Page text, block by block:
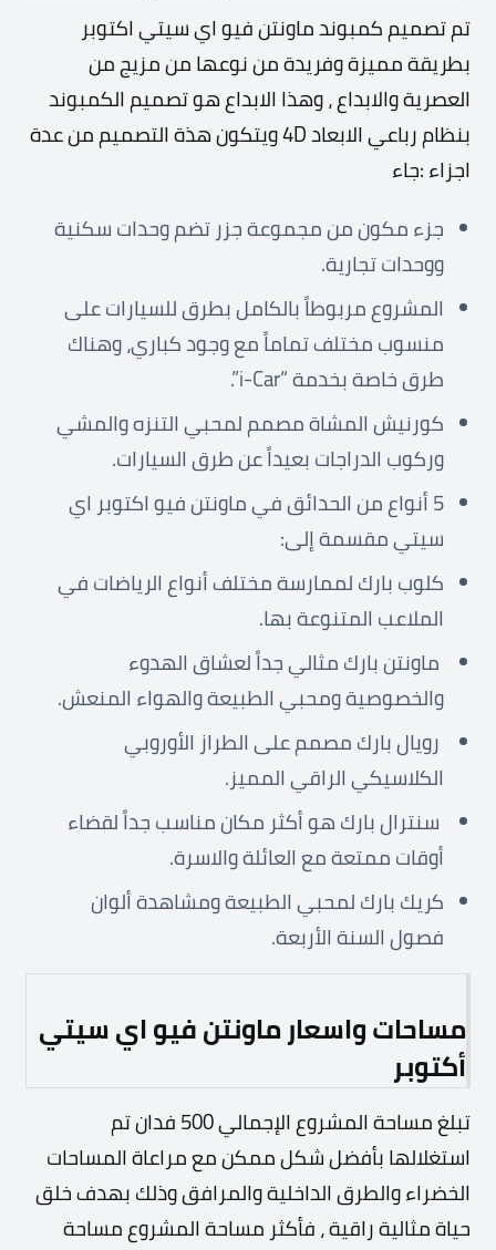
تم تصميم كمبوند ماونتن فيو اي سيتي اكتوبر
بطريقة مميزة وفريدة من نوعها من مزيج من
العصرية والابداع ، وهذا الابداع هو تصميم الكمبوند
بنظام رباعي الابعاد 4D ويتكون هذة التصميم من عدة
اجزاء :جاء
جزء مكون من مجموعة جزر تضم وحدات سكنية
ووحدات تجارية.
المشروع مربوطاً بالكامل بطرق للسيارات على
منسوب مختلف تماماً مع وجود كباري، وهناك
طرق خاصة بخدمة “i-Car”.
كورنيش المشاة مصمم لمحبي التنزه والمشي
وركوب الدراجات بعيداً عن طرق السيارات.
5 أنواع من الحدائق في ماونتن فيو اكتوبر اي
سيتي مقسمة إلى:
كلوب بارك لممارسة مختلف أنواع الرياضات في
الملاعب المتنوعة بها.
ماونتن بارك مثالي جداً لعشاق الهدوء
والخصوصية ومحبي الطبيعة والهواء المنعش.
رويال بارك مصمم على الطراز الأوروبي
الكلاسيكي الراقي المميز.
سنترال بارك هو أكثر مكان مناسب جداً لقضاء
أوقات ممتعة مع العائلة والاسرة.
كريك بارك لمحبي الطبيعة ومشاهدة ألوان
فصول السنة الأربعة.
مساحات واسعار ماونتن فيو اي سيتي
أكتوبر
تبلغ مساحة المشروع الإجمالي 500 فدان تم
استغلالها بأفضل شكل ممكن مع مراعاة المساحات
الخضراء والطرق الداخلية والمرافق وذلك بهدف خلق
حياة مثالية راقية ، فأكثر مساحة المشروع مساحة